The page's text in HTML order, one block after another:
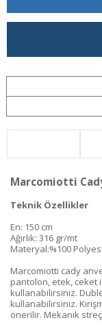
Ver
Marcomiotti
Teknik Özellikler
En: 150 cm
Ağırlık: 316 gr/mt
Materyal:%100
Marcomiotti cady
pantolon, etek, ceket
kullanabilirsiniz.
kullanabilirsiniz.
önerilir. Mekanik